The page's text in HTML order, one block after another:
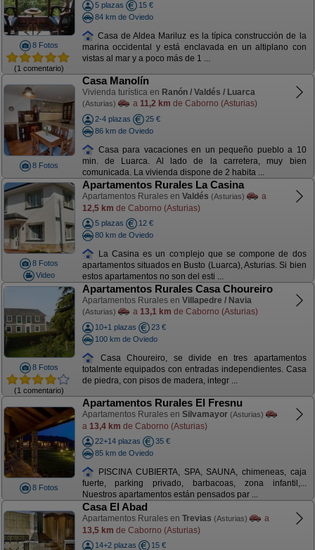
8 Fotos
(1 comentario)
5 plazas
15 €
84 km de Oviedo
Casa de Aldea Mariluz es la típica construcción de la
marina occidental y está enclavada en un altiplano con
vistas al mar y a poco más de 1 ...
8 Fotos
Casa Manolín
Vivienda turística en Ranón / Valdés / Luarca
(Asturias) a 11,2 km de Caborno (Asturias)
2-4 plazas
25 €
86 km de Oviedo
Casa para vacaciones en un pequeño pueblo a 10
min. de Luarca. Al lado de la carretera, muy bien
comunicada. La vivienda dispone de 2 habita ...
8 Fotos
Video
Apartamentos Rurales La Casina
Apartamentos Rurales en Valdés (Asturias)
a
12,5 km de Caborno (Asturias)
5 plazas
12 €
80 km de Oviedo
La Casina es un complejo que se compone de dos
apartamentos situados en Busto (Luarca), Asturias. Si bien
estos apartamentos no son del esti ...
8 Fotos
(1 comentario)
Apartamentos Rurales Casa Choureiro
Apartamentos Rurales en Villapedre / Navia
(Asturias) a 13,1 km de Caborno (Asturias)
10+1 plazas
23 €
100 km de Oviedo
Casa Choureiro, se divide en tres apartamentos
totalmente equipados con entradas independientes. Casa
de piedra, con pisos de madera, integr ...
8 Fotos
Apartamentos Rurales El Fresnu
Apartamentos Rurales en Silvamayor (Asturias)
a 13,4 km de Caborno (Asturias)
22+14 plazas
35 €
85 km de Oviedo
PISCINA CUBIERTA, SPA, SAUNA, chimeneas, caja
fuerte, parking privado, barbacoas, zona infantil,...
Nuestros apartamentos están pensados par ...
Casa El Abad
Apartamentos Rurales en Trevias (Asturias)
a
13,5 km de Caborno (Asturias)
14+2 plazas
15 €